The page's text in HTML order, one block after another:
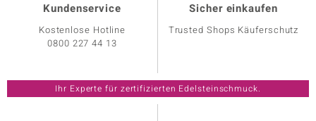
Kundenservice
Kostenlose Hotline
0800 227 44 13
Sicher einkaufen
Trusted Shops Käuferschutz
Ihr Experte für zertifizierten Edelsteinschmuck.